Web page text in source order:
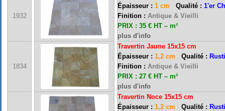
1932
Épaisseur : 1 cm Qualité : 1'er
Finition : Antique & Vieilli
PRIX : 35 € HT – m²
plus d'info
1834
Travertin Jaune 15x15 cm
Épaisseur : 1,2 cm Qualité :
Finition : Antique & Vieilli
PRIX : 27 € HT – m²
plus d'info
Travertin Noce 15x15 cm
Épaisseur : 1,2 cm Qualité :